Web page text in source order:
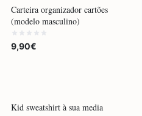
Carteira organizador cartões
(modelo masculino)
9,90€
Kid sweatshirt à sua media